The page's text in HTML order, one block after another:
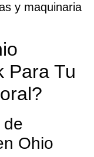
y maquinaria
Para Tu
de
Ohio